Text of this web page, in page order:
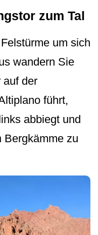
zum Tal
um sich
wandern Sie
auf der
führt,
abbiegt und
Bergkämme zu